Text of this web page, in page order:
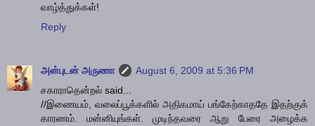
வாழ்த்துக்கள்!
Reply
அன்புடன் அருணா
August 6, 2009 at 5:36 PM
சகாராதென்றல் said...
//இணையம், வலைப்பூக்களில் அதிகமாய் பங்கேற்காததே இதற்குக்
காரணம். மன்னியுங்கள். முடிந்தவரை ஆறு பேரை அழைக்க